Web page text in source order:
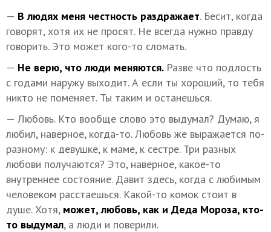
— В людях меня честность раздражает. Бесит, когда
говорят, хотя их не просят. Не всегда нужно правду
говорить. Это может кого-то сломать.
— Не верю, что люди меняются. Разве что подлость
с годами наружу выходит. А если ты хороший, то тебя
никто не поменяет. Ты таким и останешься.
— Любовь. Кто вообще слово это выдумал? Думаю, я
любил, наверное, когда-то. Любовь же выражается по-
разному: к девушке, к маме, к сестре. Три разных
любови получаются? Это, наверное, какое-то
внутреннее состояние. Давит здесь, когда с любимым
человеком расстаешься. Какой-то комок стоит в
душе. Хотя, может, любовь, как и Деда Мороза, кто-
то выдумал, а люди и поверили.